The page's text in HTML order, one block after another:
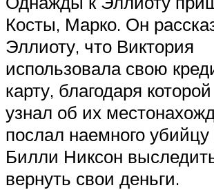
Косты, Марко. Он
Эллиоту, что Виктория
использовала свою
карту, благодаря
узнал об их
послал наемного
Билли Никсон
вернуть свои деньги.